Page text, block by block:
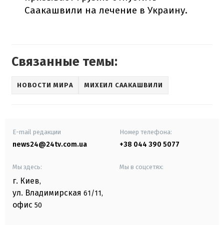
Саакашвили на лечение в Украину.
Связанные темы:
НОВОСТИ МИРА МИХЕИЛ СААКАШВИЛИ
E-mail редакции
news24@24tv.com.ua
Номер телефона:
+38 044 390 5077
Мы здесь:
г. Киев,
ул. Владимирская 61/11,
офис 50
Мы в соцсетях: